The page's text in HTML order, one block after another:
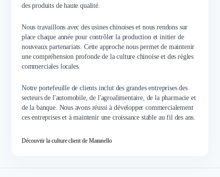
des produits de haute qualité.
Nous travaillons avec des usines chinoises et nous rendons sur
place chaque année pour contrôler la production et initier de
nouveaux partenariats. Cette approche nous permet de maintenir
une compréhension profonde de la culture chinoise et des règles
commerciales locales.
Notre portefeuille de clients inclut des grandes entreprises des
secteurs de l'automobile, de l'agroalimentaire, de la pharmacie et
de la banque. Nous avons réussi à développer commercialement
ces entreprises et à maintenir une croissance stable au fil des ans.
Découvrir la culture client de Maranello